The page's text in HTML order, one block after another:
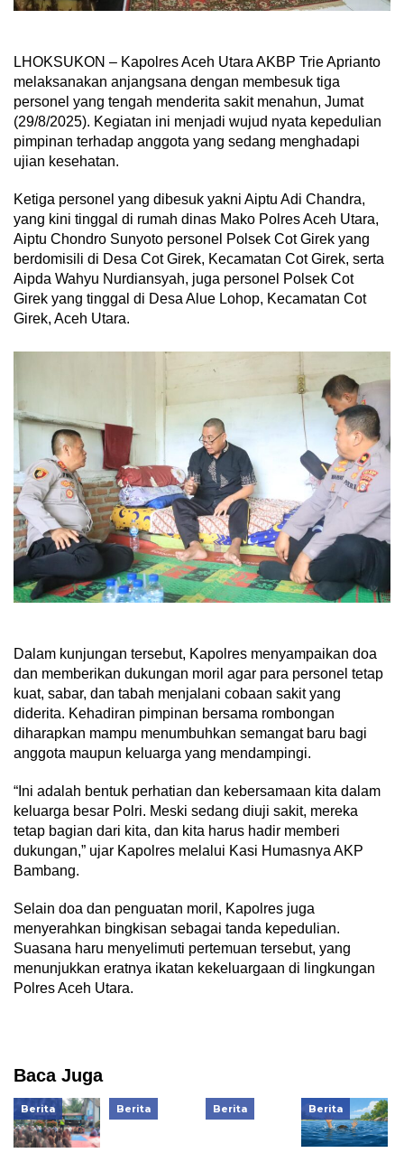
LHOKSUKON – Kapolres Aceh Utara AKBP Trie Aprianto
melaksanakan anjangsana dengan membesuk tiga
personel yang tengah menderita sakit menahun, Jumat
(29/8/2025). Kegiatan ini menjadi wujud nyata kepedulian
pimpinan terhadap anggota yang sedang menghadapi
ujian kesehatan.
Ketiga personel yang dibesuk yakni Aiptu Adi Chandra,
yang kini tinggal di rumah dinas Mako Polres Aceh Utara,
Aiptu Chondro Sunyoto personel Polsek Cot Girek yang
berdomisili di Desa Cot Girek, Kecamatan Cot Girek, serta
Aipda Wahyu Nurdiansyah, juga personel Polsek Cot
Girek yang tinggal di Desa Alue Lohop, Kecamatan Cot
Girek, Aceh Utara.
Dalam kunjungan tersebut, Kapolres menyampaikan doa
dan memberikan dukungan moril agar para personel tetap
kuat, sabar, dan tabah menjalani cobaan sakit yang
diderita. Kehadiran pimpinan bersama rombongan
diharapkan mampu menumbuhkan semangat baru bagi
anggota maupun keluarga yang mendampingi.
“Ini adalah bentuk perhatian dan kebersamaan kita dalam
keluarga besar Polri. Meski sedang diuji sakit, mereka
tetap bagian dari kita, dan kita harus hadir memberi
dukungan,” ujar Kapolres melalui Kasi Humasnya AKP
Bambang.
Selain doa dan penguatan moril, Kapolres juga
menyerahkan bingkisan sebagai tanda kepedulian.
Suasana haru menyelimuti pertemuan tersebut, yang
menunjukkan eratnya ikatan kekeluargaan di lingkungan
Polres Aceh Utara.
Baca Juga
Berita Berita Berita Berita